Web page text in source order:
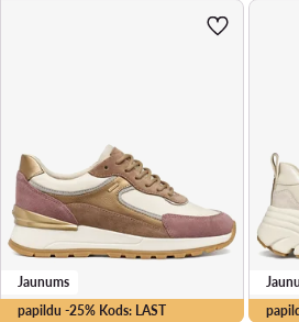
papildu -25% Kods: LAST
Jaunums